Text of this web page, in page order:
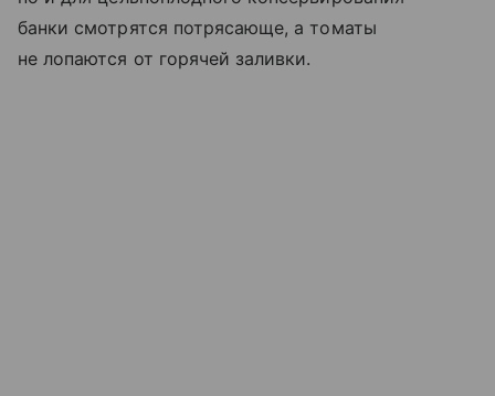
банки смотрятся потрясающе, а томаты
не лопаются от горячей заливки.